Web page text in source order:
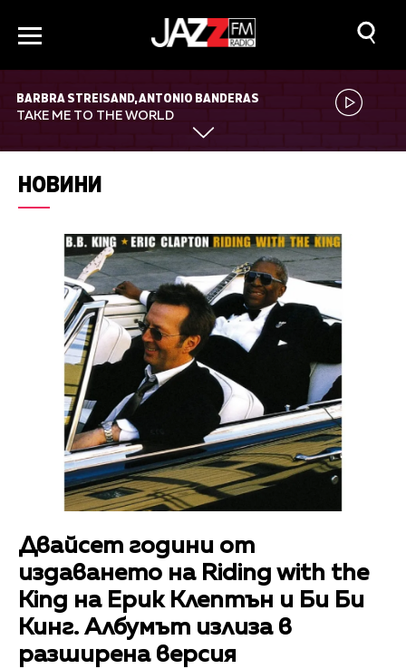
BARBRA STREISAND, ANTONIO BANDERAS
TAKE ME TO THE WORLD
НОВИНИ
Двайсет години от
издаването на Riding with the
King на Ерик Клептън и Би Би
Кинг. Албумът излиза в
разширена версия